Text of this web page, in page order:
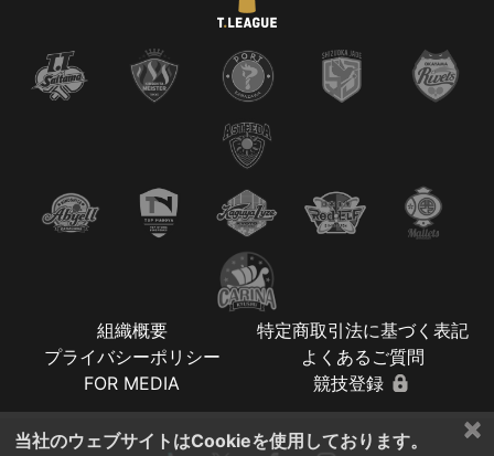
組織概要
特定商取引法に基づく表記
プライバシーポリシー
よくあるご質問
FOR MEDIA
競技登録
×
当社のウェブサイトはCookieを使用しております。